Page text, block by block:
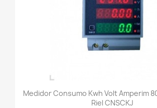
Medidor Consumo Kwh Volt Amperim
Riel CNSCKJ